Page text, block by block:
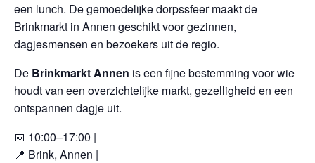
een lunch. De gemoedelijke dorpssfeer maakt de
Brinkmarkt in Annen geschikt voor gezinnen,
dagjesmensen en bezoekers uit de regio.
De Brinkmarkt Annen is een fijne bestemming voor wie
houdt van een overzichtelijke markt, gezelligheid en een
ontspannen dagje uit.
📅 10:00–17:00 |
📍 Brink, Annen |